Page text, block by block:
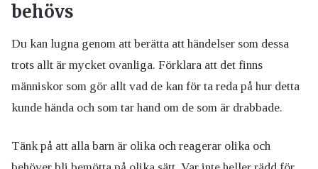
behövs
Du kan lugna genom att berätta att händelser som dessa
trots allt är mycket ovanliga. Förklara att det finns
människor som gör allt vad de kan för ta reda på hur detta
kunde hända och som tar hand om de som är drabbade.
Tänk på att alla barn är olika och reagerar olika och